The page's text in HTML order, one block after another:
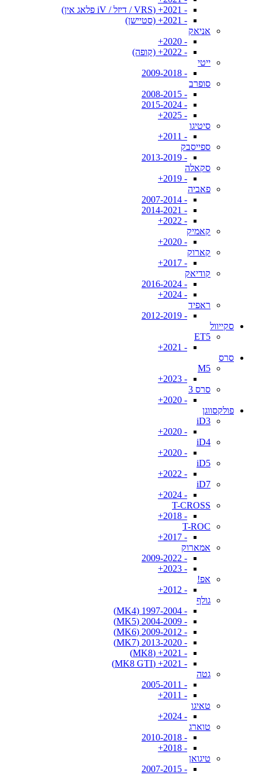
- 2021+ (VRS / דיזל / iV פלאג אין)
- 2021+ (סטיישן)
אניאק
- 2020+
- 2022+ (קופה)
ייטי
- 2009-2018
סופרב
- 2008-2015
- 2015-2024
- 2025+
סיטיגו
- 2011+
ספייסבק
- 2013-2019
סקאלה
- 2019+
פאביה
- 2007-2014
- 2014-2021
- 2022+
קאמיק
- 2020+
קארוק
- 2017+
קודיאק
- 2016-2024
- 2024+
ראפיד
- 2012-2019
סקייוול
ET5
- 2021+
סרס
M5
- 2023+
סרס 3
- 2020+
פולקסווגן
iD3
- 2020+
iD4
- 2020+
iD5
- 2022+
iD7
- 2024+
T-CROSS
- 2018+
T-ROC
- 2017+
אמארוק
- 2009-2022
- 2023+
אפ!
- 2012+
גולף
- 1997-2004 (MK4)
- 2004-2009 (MK5)
- 2009-2012 (MK6)
- 2013-2020 (MK7)
- 2021+ (MK8)
- 2021+ (MK8 GTI)
גטה
- 2005-2011
- 2011+
טאיגו
- 2024+
טוארג
- 2010-2018
- 2018+
טיגואן
- 2007-2015